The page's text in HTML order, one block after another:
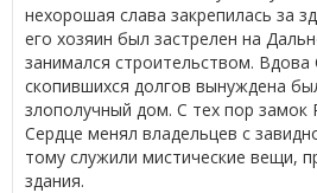
нехорошая слава закрепилась за
его хозяин был застрелен на
занимался строительством. Вдова
скопившихся долгов вынуждена
злополучный дом. С тех пор замок
Сердце менял владельцев с
тому служили мистические вещи,
здания.